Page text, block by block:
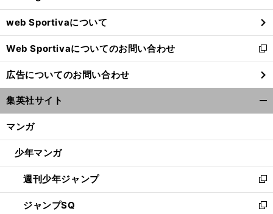
ウ
で
開
く
web Sportivaについて
Web Sportivaについてのお問い合わせ
新
し
い
ウ
ィ
ン
ウ
開
く
広告についてのお問い合わせ
集英社サイト
マンガ
少年マンガ
週刊少年ジャンプ
新
し
い
ジャンプSQ
新